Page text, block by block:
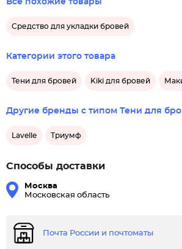
Все похожие товары
Средство для укладки бровей
Категории этого товара
Тени для бровей Kiki для бровей
Другие бренды с типом Тени для
Lavelle Триумф
Способы доставки
Москва
Московская область
Почта России и почтоматы